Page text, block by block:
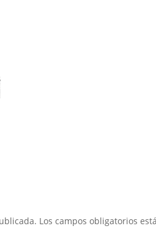
Los campos obligatorios